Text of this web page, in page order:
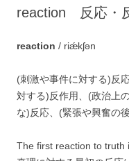
reaction 反応・
reaction / riǽkʃən
(刺激や事件に対する)反
対する)反作用、(政治上
な)反応、(緊張や興奮の
The first reaction to truth